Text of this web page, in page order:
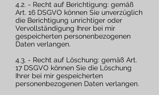
4.2. - Recht auf Berichtigung: gemäß
Art. 16 DSGVO können Sie unverzüglich
die Berichtigung unrichtiger oder
Vervollständigung Ihrer bei mir
gespeicherten personenbezogenen
Daten verlangen.
4.3. - Recht auf Löschung: gemäß Art.
17 DSGVO können Sie die Löschung
Ihrer bei mir gespeicherten
personenbezogenen Daten verlangen.